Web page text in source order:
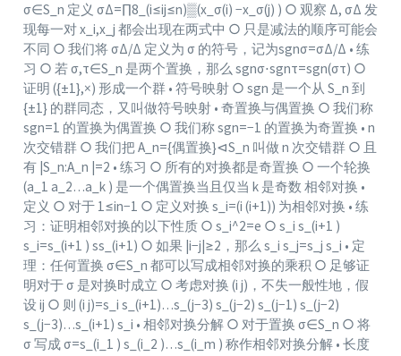
σ∈S_n 定义 σΔ=∏8_(i≤ij≤n)▒(x_σ(i) −x_σ(j) ) ○ 观察 Δ, σΔ 发
现每一对 x_i,x_j 都会出现在两式中 ○ 只是减法的顺序可能会
不同 ○ 我们将 σΔ/Δ 定义为 σ 的符号，记为sgn⁡σ=σΔ/Δ • 练
习 ○ 若 σ,τ∈S_n 是两个置换，那么 sgn⁡σ⋅sgn⁡τ=sgn⁡(στ) ○
证明 ({±1},×) 形成一个群 • 符号映射 ○ sgn 是一个从 S_n 到
{±1} 的群同态，又叫做符号映射 • 奇置换与偶置换 ○ 我们称
sgn=1 的置换为偶置换 ○ 我们称 sgn=−1 的置换为奇置换 • n
次交错群 ○ 我们把 A_n={偶置换}⊲S_n 叫做 n 次交错群 ○ 且
有 |S_n:A_n |=2 • 练习 ○ 所有的对换都是奇置换 ○ 一个轮换
(a_1 a_2…a_k ) 是一个偶置换当且仅当 k 是奇数 相邻对换 •
定义 ○ 对于 1≤in−1 ○ 定义对换 s_i=(i (i+1)) 为相邻对换 • 练
习：证明相邻对换的以下性质 ○ s_i^2=e ○ s_i s_(i+1 )
s_i=s_(i+1 ) ss_(i+1) ○ 如果 |i−j|≥2，那么 s_i s_j=s_j s_i • 定
理：任何置换 σ∈S_n 都可以写成相邻对换的乘积 ○ 足够证
明对于 σ 是对换时成立 ○ 考虑对换 (i j)，不失一般性地，假
设 ij ○ 则 (i j)=s_i s_(i+1)…s_(j−3) s_(j−2) s_(j−1) s_(j−2)
s_(j−3)…s_(i+1) s_i • 相邻对换分解 ○ 对于置换 σ∈S_n ○ 将
σ 写成 σ=s_(i_1 ) s_(i_2 )…s_(i_m ) 称作相邻对换分解 • 长度